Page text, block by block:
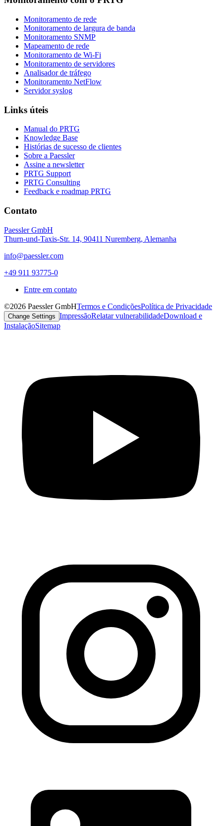
Monitoramento de rede
Monitoramento de largura de banda
Monitoramento SNMP
Mapeamento de rede
Monitoramento de Wi-Fi
Monitoramento de servidores
Analisador de tráfego
Monitoramento NetFlow
Servidor syslog
Links úteis
Manual do PRTG
Knowledge Base
Histórias de sucesso de clientes
Sobre a Paessler
Assine a newsletter
PRTG Support
PRTG Consulting
Feedback e roadmap PRTG
Contato
Paessler GmbH
Thurn-und-Taxis-Str. 14, 90411 Nuremberg, Alemanha
info@paessler.com
+49 911 93775-0
Entre em contato
©2026 Paessler GmbHTermos e CondiçõesPolítica de Privacidade
Change Settings ImpressãoRelatar vulnerabilidadeDownload e
InstalaçãoSitemap